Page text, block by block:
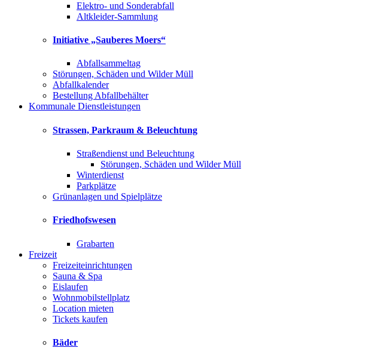
Elektro- und Sonderabfall
Altkleider-Sammlung
Initiative „Sauberes Moers“
Abfallsammeltag
Störungen, Schäden und Wilder Müll
Abfallkalender
Bestellung Abfallbehälter
Kommunale Dienstleistungen
Strassen, Parkraum & Beleuchtung
Straßendienst und Beleuchtung
Störungen, Schäden und Wilder Müll
Winterdienst
Parkplätze
Grünanlagen und Spielplätze
Friedhofswesen
Grabarten
Freizeit
Freizeiteinrichtungen
Sauna & Spa
Eislaufen
Wohnmobilstellplatz
Location mieten
Tickets kaufen
Bäder